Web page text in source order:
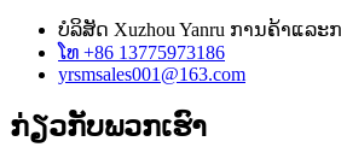
ບໍລິສັດ Xuzhou Yanru ການຄ້າແລະ
ໂທ +86 13775973186
yrsmsales001@163.com
ກ່ຽວ​ກັບ​ພວກ​ເຮົາ